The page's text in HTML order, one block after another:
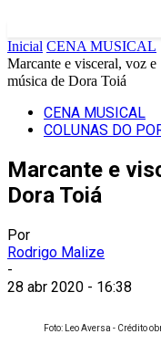
Inicial CENA MUSICAL
Marcante e visceral, voz e
música de Dora Toiá
CENA MUSICAL
COLUNAS DO
Marcante e
Dora Toiá
Por
Rodrigo Malize
-
28 abr 2020 - 16:38
Foto: Leo Aversa - Crédito